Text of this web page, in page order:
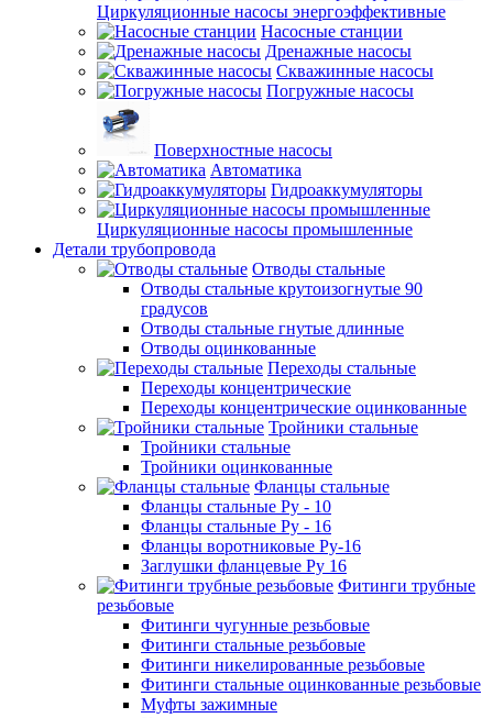
Циркуляционные насосы энергоэффективные
Насосные станции
Дренажные насосы
Скважинные насосы
Погружные насосы
Поверхностные насосы
Автоматика
Гидроаккумуляторы
Циркуляционные насосы промышленные
Детали трубопровода
Отводы стальные
Отводы стальные крутоизогнутые 90
градусов
Отводы стальные гнутые длинные
Отводы оцинкованные
Переходы стальные
Переходы концентрические
Переходы концентрические оцинкованные
Тройники стальные
Тройники стальные
Тройники оцинкованные
Фланцы стальные
Фланцы стальные Ру - 10
Фланцы стальные Ру - 16
Фланцы воротниковые Ру-16
Заглушки фланцевые Ру 16
Фитинги трубные
резьбовые
Фитинги чугунные резьбовые
Фитинги стальные резьбовые
Фитинги никелированные резьбовые
Фитинги стальные оцинкованные резьбовые
Муфты зажимные